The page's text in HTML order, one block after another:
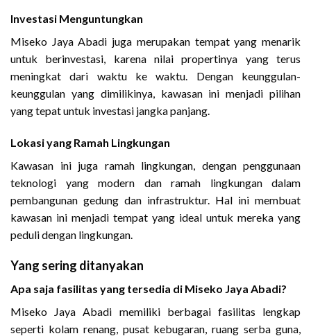
Investasi Menguntungkan
Miseko Jaya Abadi juga merupakan tempat yang menarik
untuk berinvestasi, karena nilai propertinya yang terus
meningkat dari waktu ke waktu. Dengan keunggulan-
keunggulan yang dimilikinya, kawasan ini menjadi pilihan
yang tepat untuk investasi jangka panjang.
Lokasi yang Ramah Lingkungan
Kawasan ini juga ramah lingkungan, dengan penggunaan
teknologi yang modern dan ramah lingkungan dalam
pembangunan gedung dan infrastruktur. Hal ini membuat
kawasan ini menjadi tempat yang ideal untuk mereka yang
peduli dengan lingkungan.
Yang sering ditanyakan
Apa saja fasilitas yang tersedia di Miseko Jaya Abadi?
Miseko Jaya Abadi memiliki berbagai fasilitas lengkap
seperti kolam renang, pusat kebugaran, ruang serba guna,